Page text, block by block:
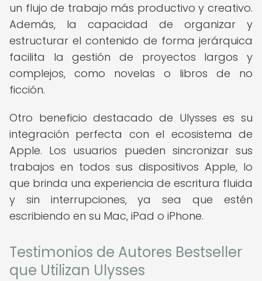
un flujo de trabajo más productivo y creativo.
Además, la capacidad de organizar y
estructurar el contenido de forma jerárquica
facilita la gestión de proyectos largos y
complejos, como novelas o libros de no
ficción.
Otro beneficio destacado de Ulysses es su
integración perfecta con el ecosistema de
Apple. Los usuarios pueden sincronizar sus
trabajos en todos sus dispositivos Apple, lo
que brinda una experiencia de escritura fluida
y sin interrupciones, ya sea que estén
escribiendo en su Mac, iPad o iPhone.
Testimonios de Autores Bestseller
que Utilizan Ulysses